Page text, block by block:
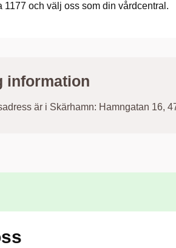
1177 och välj oss som din vårdcentral.
information
är i Skärhamn: Hamngatan 16,